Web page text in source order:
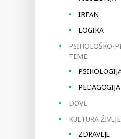
IRFAN
LOGIKA
PSIHOLOŠKO-
TEME
PEDAGOGIJA
DOVE
KULTURA
ZDRAVLJE